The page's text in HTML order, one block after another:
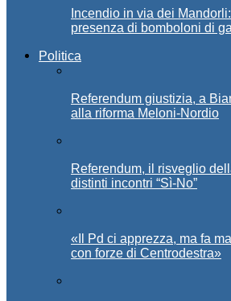
Incendio in via dei
presenza di bomboloni di
Politica
Referendum giustizia, a
alla riforma Meloni-Nordio
Referendum, il risveglio
distinti incontri “Sì-No”
«Il Pd ci apprezza, ma fa
con forze di Centrodestra»